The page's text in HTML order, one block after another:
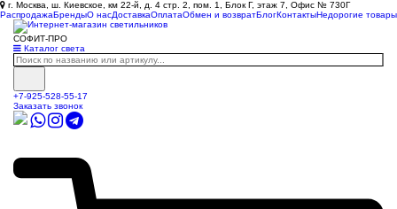
г. Москва, ш. Киевское, км 22-й, д. 4 стр. 2, пом. 1, Блок Г, этаж 7, Офис № 730Г
РаспродажаБрендыО насДоставкаОплатаОбмен и возвратБлогКонтактыНедорогие товары
СОФИТ-ПРО
Каталог света
+7-925-528-55-17
Заказать звонок